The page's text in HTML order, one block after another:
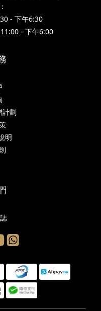
- 下午6:30
- 下午6:00
計劃
明